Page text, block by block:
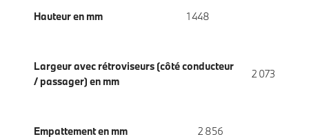
Hauteur en mm 1 448
Largeur avec rétroviseurs (côté conducteur
/ passager) en mm
2 073
Empattement en mm 2 856